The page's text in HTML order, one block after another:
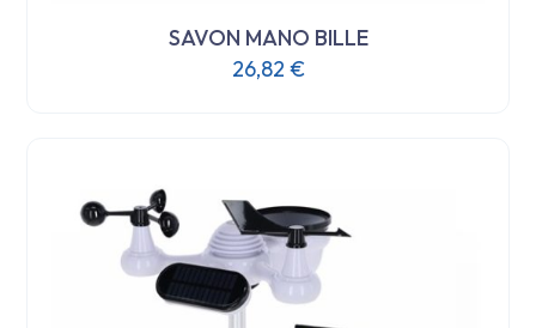
SAVON MANO BILLE
26,82 €